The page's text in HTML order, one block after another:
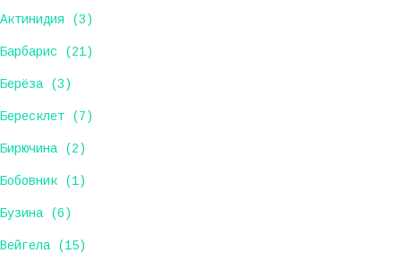
Актинидия (3)
Барбарис (21)
Берёза (3)
Бересклет (7)
Бирючина (2)
Бобовник (1)
Бузина (6)
Вейгела (15)